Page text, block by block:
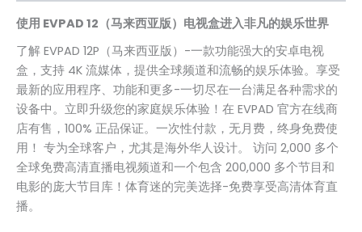
使用 EVPAD 12（马来西亚版）电视盒进入非凡的娱乐世界
了解 EVPAD 12P（马来西亚版）-一款功能强大的安卓电视
盒，支持 4K 流媒体，提供全球频道和流畅的娱乐体验。享受
最新的应用程序、功能和更多-一切尽在一台满足各种需求的
设备中。立即升级您的家庭娱乐体验！在 EVPAD 官方在线商
店有售，100% 正品保证。一次性付款，无月费，终身免费使
用！ 专为全球客户，尤其是海外华人设计。 访问 2,000 多个
全球免费高清直播电视频道和一个包含 200,000 多个节目和
电影的庞大节目库！体育迷的完美选择-免费享受高清体育直
播。